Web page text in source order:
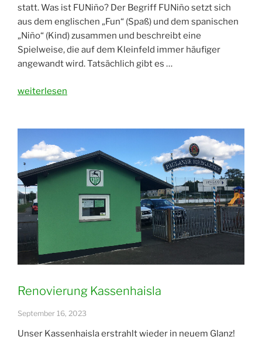
statt. Was ist FUNiño? Der Begriff FUNiño setzt sich
aus dem englischen „Fun“ (Spaß) und dem spanischen
„Niño“ (Kind) zusammen und beschreibt eine
Spielweise, die auf dem Kleinfeld immer häufiger
angewandt wird. Tatsächlich gibt es …
„Erstes
Jugend-
Mannschaften“
weiterlesen
Renovierung Kassenhaisla
September 16, 2023
Unser Kassenhaisla erstrahlt wieder in neuem Glanz!